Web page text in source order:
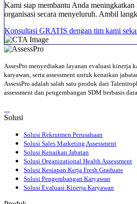
Kami siap membantu Anda
organisasi secara menyeluruh. Ambil
Konsultasi GRATIS dengan tim kami
AssesPro menyediakan layanan evaluasi kinerja
karyawan, serta assessment untuk kenaikan
AssessPro adalah salah satu produk dari
assessment dan pengembangan SDM berbasis data.
Solusi
Solusi Rekrutmen Perusahaan
Solusi Sales Marketing Assessment
Solusi Kenaikan Jabatan
Solusi Organizational Health Assessment
Solusi Kesiapan Kerja Fresh Graduate
Solusi Pengembangan Karyawan
Solusi Evaluasi Kinerja Karyawan